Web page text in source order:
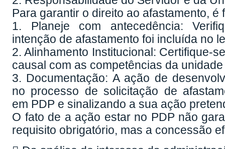
2. Responsabilidade do Servidor e da
Para garantir o direito ao afastamento,
1. Planeje com antecedência:
intenção de afastamento foi incluída no
2. Alinhamento Institucional: Certifique-
causal com as competências da
3. Documentação: A ação de
no processo de solicitação de
em PDP e sinalizando a sua ação
O fato de a ação estar no PDP não
requisito obrigatório, mas a concessão